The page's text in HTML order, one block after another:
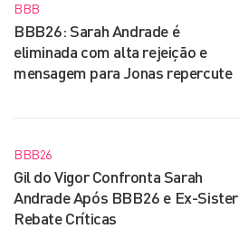
BBB
BBB26: Sarah Andrade é
eliminada com alta rejeição e
mensagem para Jonas repercute
BBB26
Gil do Vigor Confronta Sarah
Andrade Após BBB26 e Ex-Sister
Rebate Críticas